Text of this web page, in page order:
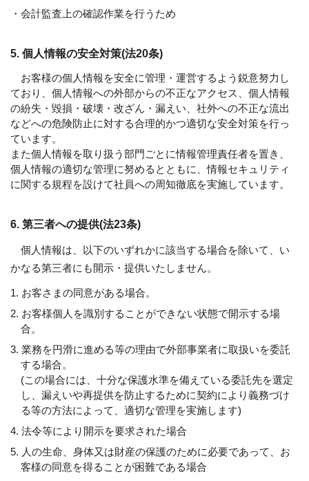
・会計監査上の確認作業を行うため
5. 個人情報の安全対策(法20条)
お客様の個人情報を安全に管理・運営するよう鋭意努力し
ており、個人情報への外部からの不正なアクセス、個人情報
の紛失・毀損・破壊・改ざん・漏えい、社外への不正な流出
などへの危険防止に対する合理的かつ適切な安全対策を行っ
ています。
また個人情報を取り扱う部門ごとに情報管理責任者を置き、
個人情報の適切な管理に努めるとともに、情報セキュリティ
に関する規程を設けて社員への周知徹底を実施しています。
6. 第三者への提供(法23条)
個人情報は、以下のいずれかに該当する場合を除いて、い
かなる第三者にも開示・提供いたしません。
1. お客さまの同意がある場合。
2. お客様個人を識別することができない状態で開示する場
合。
3. 業務を円滑に進める等の理由で外部事業者に取扱いを委託
する場合。
(この場合には、十分な保護水準を備えている委託先を選定
し、漏えいや再提供を防止するために契約により義務づけ
る等の方法によって、適切な管理を実施します)
4. 法令等により開示を要求された場合
5. 人の生命、身体又は財産の保護のために必要であって、お
客様の同意を得ることが困難である場合